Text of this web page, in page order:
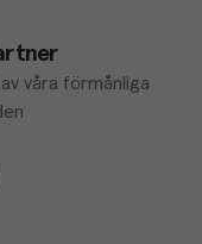
våra förmånliga